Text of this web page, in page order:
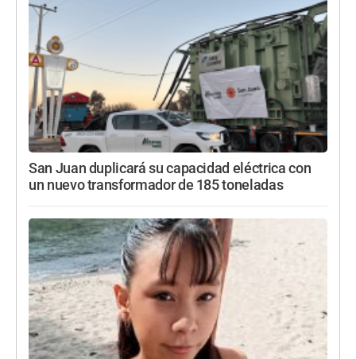
San Juan duplicará su capacidad eléctrica con
un nuevo transformador de 185 toneladas